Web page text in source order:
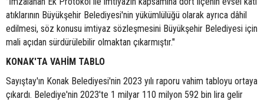
atıklarının Büyükşehir Belediyesi'nin yükümlülüğü olarak ayrıca dâhil
edilmesi, söz konusu imtiyaz sözleşmesini Büyükşehir Belediyesi için
mali açıdan sürdürülebilir olmaktan çıkarmıştır."
KONAK'TA VAHİM TABLO
Sayıştay'ın Konak Belediyesi'nin 2023 yılı raporu vahim tabloyu ortaya
çıkardı. Belediye'nin 2023'te 1 milyar 110 milyon 592 bin lira gelir